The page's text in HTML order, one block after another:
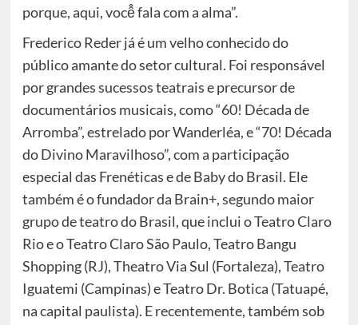
porque, aqui, você̂ fala com a alma”.
Frederico Reder já é um velho conhecido do
público amante do setor cultural. Foi responsável
por grandes sucessos teatrais e precursor de
documentários musicais, como “60! Década de
Arromba”, estrelado por Wanderléa, e “70! Década
do Divino Maravilhoso”, com a participação
especial das Frenéticas e de Baby do Brasil. Ele
também é o fundador da Brain+, segundo maior
grupo de teatro do Brasil, que inclui o Teatro Claro
Rio e o Teatro Claro São Paulo, Teatro Bangu
Shopping (RJ), Theatro Via Sul (Fortaleza), Teatro
Iguatemi (Campinas) e Teatro Dr. Botica (Tatuapé,
na capital paulista). E recentemente, também sob